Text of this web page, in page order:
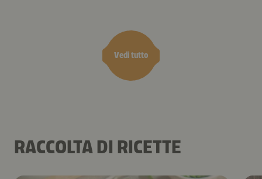
Vedi tutto
RACCOLTA DI RICETTE